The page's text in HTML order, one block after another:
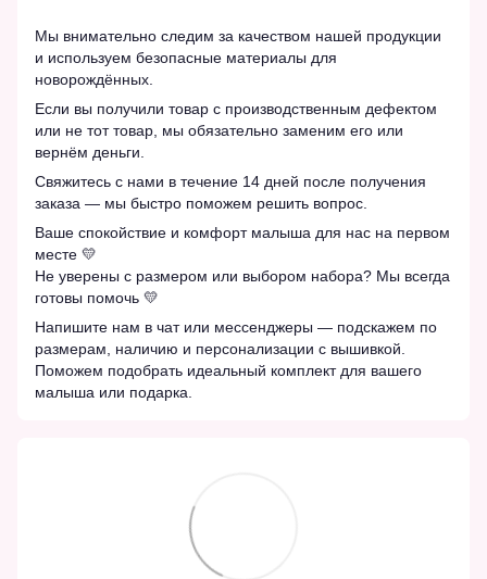
Мы внимательно следим за качеством нашей продукции
и используем безопасные материалы для
новорождённых.
Если вы получили товар с производственным дефектом
или не тот товар, мы обязательно заменим его или
вернём деньги.
Свяжитесь с нами в течение 14 дней после получения
заказа — мы быстро поможем решить вопрос.
Ваше спокойствие и комфорт малыша для нас на первом
месте 💛
Не уверены с размером или выбором набора? Мы всегда
готовы помочь 💛
Напишите нам в чат или мессенджеры — подскажем по
размерам, наличию и персонализации с вышивкой.
Поможем подобрать идеальный комплект для вашего
малыша или подарка.